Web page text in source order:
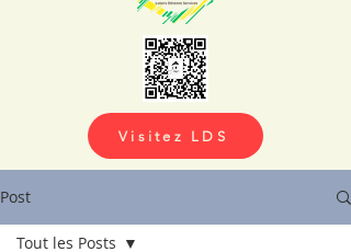
Visitez LDS
Post
Tout les Posts